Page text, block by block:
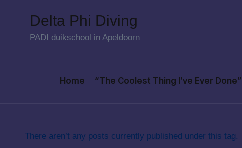
Delta Phi Diving
PADI duikschool in Apeldoorn
Home “The Coolest Thing I’ve Ever Done”
There aren’t any posts currently published under this tag.